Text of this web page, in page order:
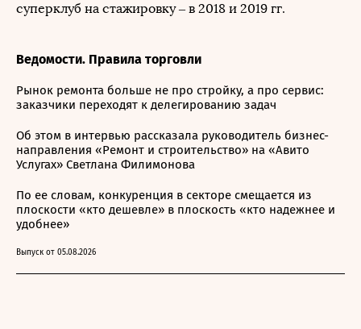
суперклуб на стажировку – в 2018 и 2019 гг.
Ведомости. Правила торговли
Рынок ремонта больше не про стройку, а про сервис:
заказчики переходят к делегированию задач
Об этом в интервью рассказала руководитель бизнес-
направления «Ремонт и строительство» на «Авито
Услугах» Светлана Филимонова
По ее словам, конкуренция в секторе смещается из
плоскости «кто дешевле» в плоскость «кто надежнее и
удобнее»
Выпуск от 05.08.2026